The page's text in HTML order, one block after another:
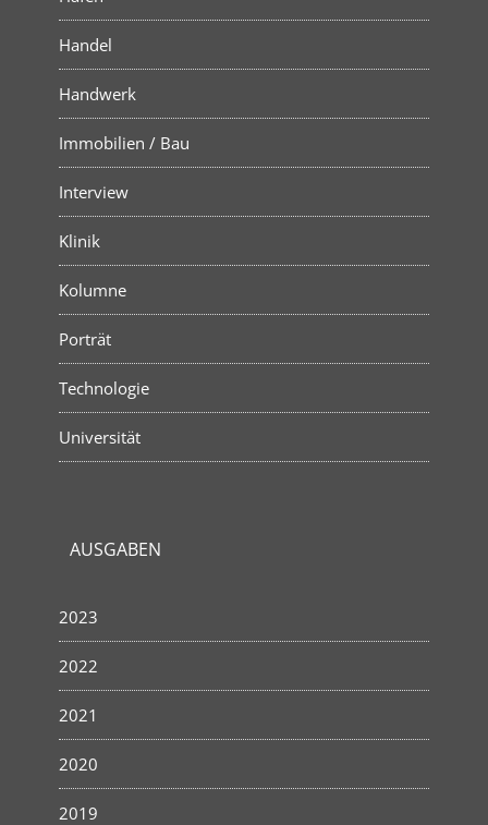
Handel
Handwerk
Immobilien / Bau
Interview
Klinik
Kolumne
Porträt
Technologie
Universität
AUSGABEN
2023
2022
2021
2020
2019